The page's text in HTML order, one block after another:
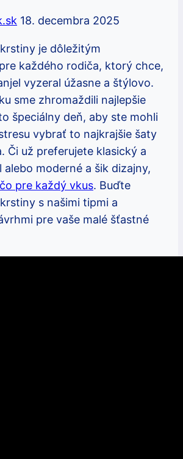
18. decembra 2025
je dôležitým
každého rodiča, ktorý chce,
vyzeral úžasne a štýlovo.
sme zhromaždili najlepšie
špeciálny deň, aby ste mohli
vybrať to najkrajšie šaty
Či už preferujete klasický a
moderné a šik dizajny,
pre každý vkus. Buďte
s našimi tipmi a
pre vaše malé šťastné